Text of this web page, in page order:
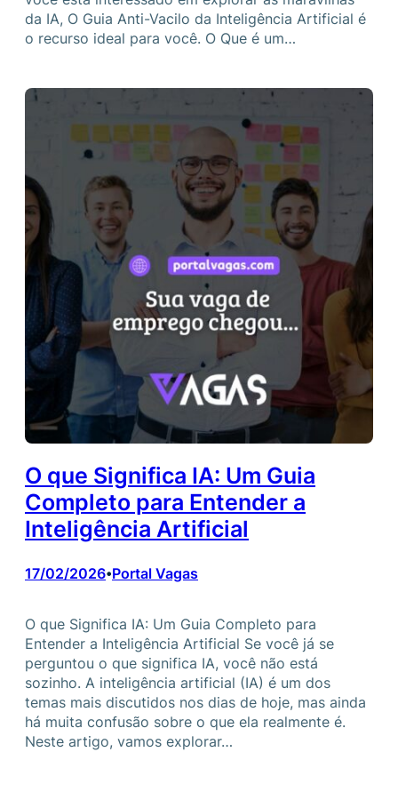
da IA, O Guia Anti-Vacilo da Inteligência Artificial é
o recurso ideal para você. O Que é um…
O que Significa IA: Um Guia
Completo para Entender a
Inteligência Artificial
17/02/2026•Portal Vagas
O que Significa IA: Um Guia Completo para
Entender a Inteligência Artificial Se você já se
perguntou o que significa IA, você não está
sozinho. A inteligência artificial (IA) é um dos
temas mais discutidos nos dias de hoje, mas ainda
há muita confusão sobre o que ela realmente é.
Neste artigo, vamos explorar…